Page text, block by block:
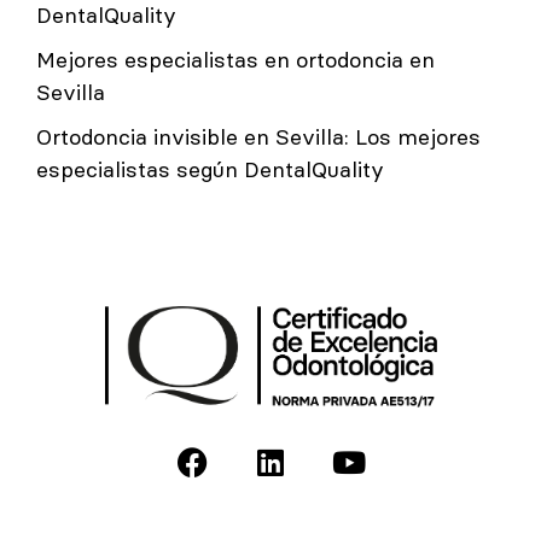
DentalQuality
Mejores especialistas en ortodoncia en
Sevilla
Ortodoncia invisible en Sevilla: Los mejores
especialistas según DentalQuality